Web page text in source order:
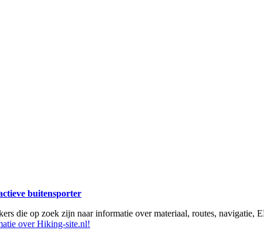
buitensporter
die op zoek zijn naar informatie over materiaal, routes, navigatie,
over Hiking-site.nl!